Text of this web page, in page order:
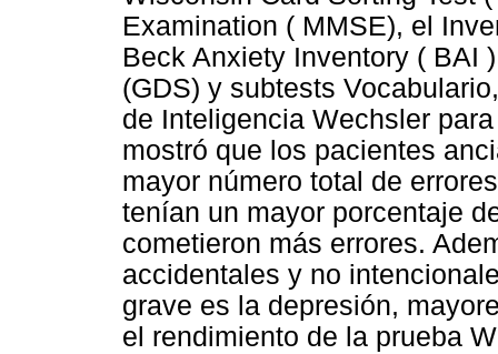
Examination ( MMSE), el
Beck Anxiety Inventory ( BAI
(GDS) y subtests
de Inteligencia Wechsler
mostró que los pacientes
mayor número total de
tenían un mayor porcentaje
cometieron más errores.
accidentales y no
grave es la depresión,
el rendimiento de la prueba